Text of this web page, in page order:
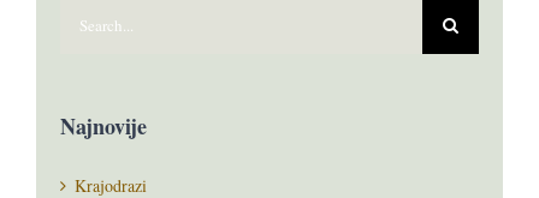
for:
Najnovije
Krajodrazi